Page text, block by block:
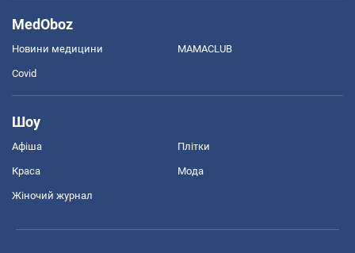
MedOboz
Новини медицини MAMACLUB
Covid
Шоу
Афіша Плітки
Краса Мода
Жіночий журнал